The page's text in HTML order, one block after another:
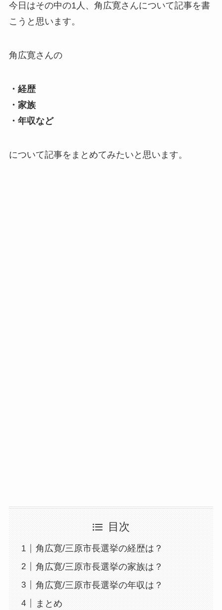
今日はその中の1人、角広寛さんについて記事を書
こうと思います。
角広寛さんの
・経歴
・家族
・年収など
について記事をまとめてみたいと思います。
目次
角広寛/三原市長選挙の経歴は？
角広寛/三原市長選挙の家族は？
角広寛/三原市長選挙の年収は？
まとめ